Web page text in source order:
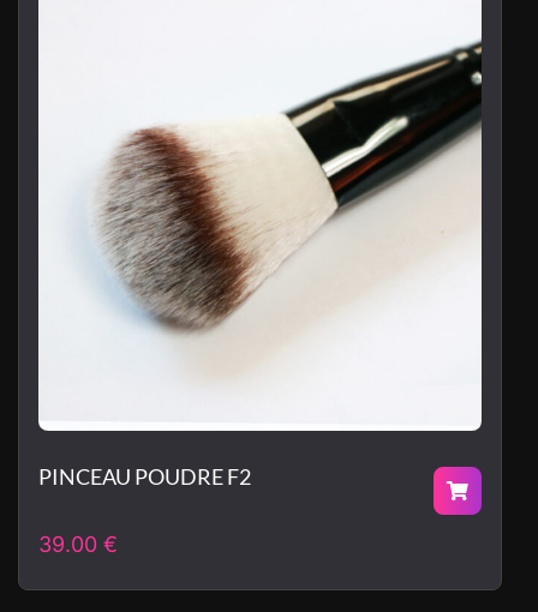
PINCEAU POUDRE F2
39.00 €